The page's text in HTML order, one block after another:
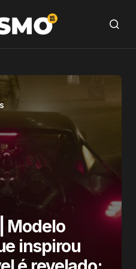
Modelo
inspirou